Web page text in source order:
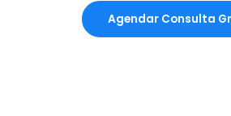
Agendar Consulta